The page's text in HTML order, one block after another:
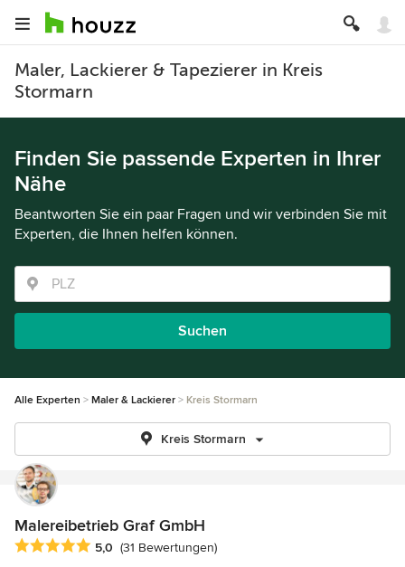
Maler, Lackierer & Tapezierer in Kreis
Stormarn
Finden Sie passende Experten in Ihrer
Nähe
Beantworten Sie ein paar Fragen und wir verbinden Sie mit
Experten, die Ihnen helfen können.
Suchen
Alle Experten Maler & Lackierer Kreis Stormarn
Kreis Stormarn
Malereibetrieb Graf GmbH
Durchschnittliche Bewertung: 5 von 5 Sternen
5,0 (31 Bewertungen)